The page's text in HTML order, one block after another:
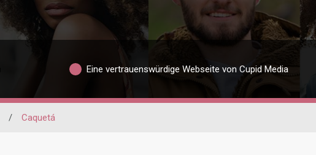
Eine vertrauenswürdige Webseite von Cupid Media
/ Caquetá